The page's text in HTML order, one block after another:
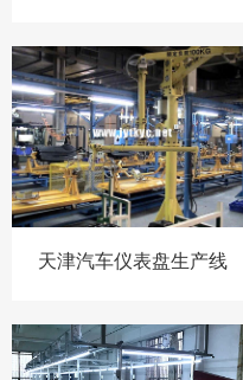
天津汽车仪表盘生产线